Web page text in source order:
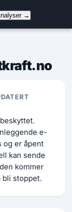
→
e-
og er åpent
kan sende
kommer
bli stoppet.